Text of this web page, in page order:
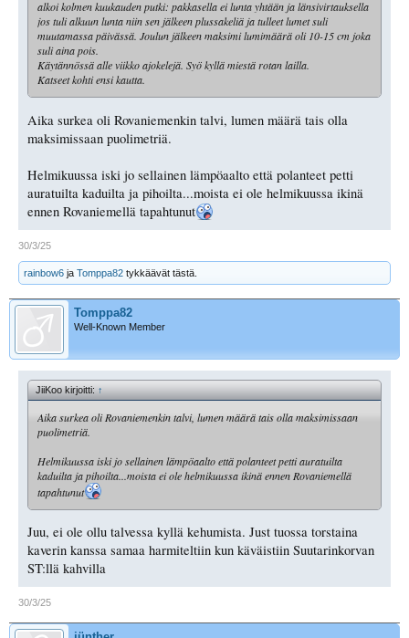
alkoi kolmen kuukauden putki: pakkasella ei lunta yhtään ja länsivirtauksella
jos tuli alkuun lunta niin sen jälkeen plussakeliä ja tulleet lumet suli
muutamassa päivässä. Joulun jälkeen maksimi lumimäärä oli 10-15 cm joka
suli aina pois.
Käytännössä alle viikko ajokelejä. Syö kyllä miestä rotan lailla.
Katseet kohti ensi kautta.
Aika surkea oli Rovaniemenkin talvi, lumen määrä tais olla
maksimissaan puolimetriä.
Helmikuussa iski jo sellainen lämpöaalto että polanteet petti
auratuilta kaduilta ja pihoilta...moista ei ole helmikuussa ikinä
ennen Rovaniemellä tapahtunut
30/3/25
rainbow6 ja Tomppa82 tykkäävät tästä.
Tomppa82
Well-Known Member
JiiKoo kirjoitti:↑
Aika surkea oli Rovaniemenkin talvi, lumen määrä tais olla maksimissaan
puolimetriä.
Helmikuussa iski jo sellainen lämpöaalto että polanteet petti auratuilta
kaduilta ja pihoilta...moista ei ole helmikuussa ikinä ennen Rovaniemellä
tapahtunut
Juu, ei ole ollu talvessa kyllä kehumista. Just tuossa torstaina
kaverin kanssa samaa harmiteltiin kun käväistiin Suutarinkorvan
ST:llä kahvilla
30/3/25